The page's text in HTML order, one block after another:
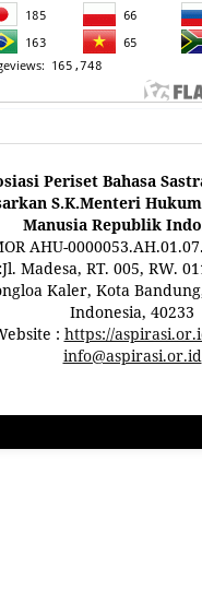
Periset Bahasa
S.K.Menteri
Manusia Republik
AHU-
Jl. Madesa, RT. 005, RW.
Kaler, Kota
Indonesia, 40233
: https://
info@aspirasi.or.id